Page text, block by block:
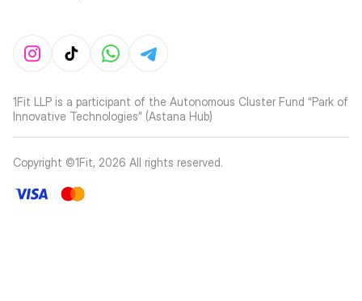
1Fit LLP is a participant of the Autonomous Cluster Fund “Park of
Innovative Technologies” (Astana Hub)
Copyright ©1Fit, 2026 All rights reserved.